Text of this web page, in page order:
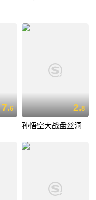
7.6 2.8
孙悟空大战盘丝洞